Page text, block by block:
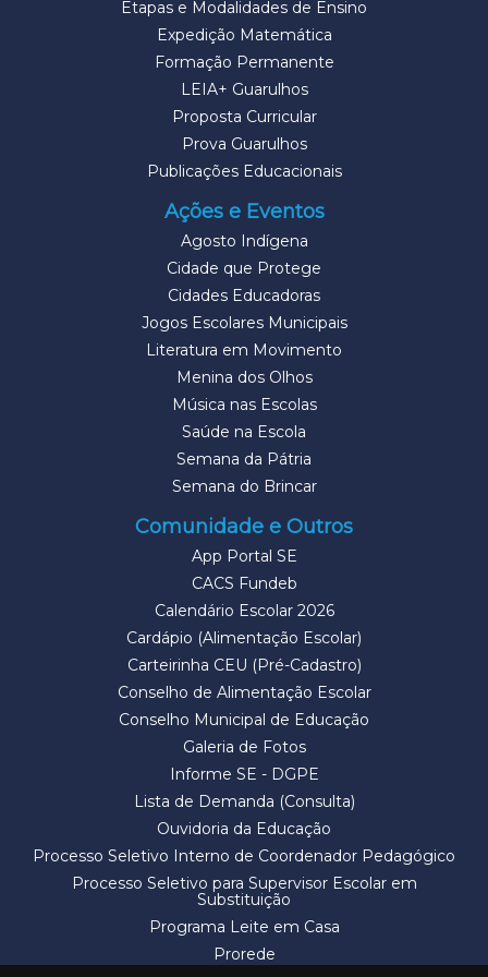
Etapas e Modalidades de Ensino
Expedição Matemática
Formação Permanente
LEIA+ Guarulhos
Proposta Curricular
Prova Guarulhos
Publicações Educacionais
Ações e Eventos
Agosto Indígena
Cidade que Protege
Cidades Educadoras
Jogos Escolares Municipais
Literatura em Movimento
Menina dos Olhos
Música nas Escolas
Saúde na Escola
Semana da Pátria
Semana do Brincar
Comunidade e Outros
App Portal SE
CACS Fundeb
Calendário Escolar 2026
Cardápio (Alimentação Escolar)
Carteirinha CEU (Pré-Cadastro)
Conselho de Alimentação Escolar
Conselho Municipal de Educação
Galeria de Fotos
Informe SE - DGPE
Lista de Demanda (Consulta)
Ouvidoria da Educação
Processo Seletivo Interno de Coordenador Pedagógico
Processo Seletivo para Supervisor Escolar em
Substituição
Programa Leite em Casa
Prorede